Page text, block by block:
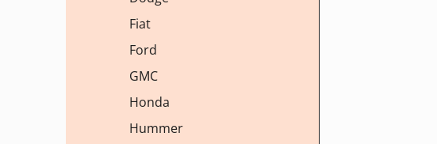
Fiat
Ford
GMC
Honda
Hummer